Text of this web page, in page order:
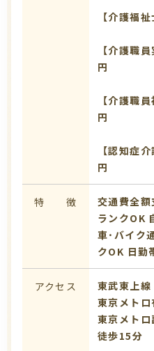
【介護福
【介護職
円
【介護職
円
【認知症
円
特 徴 交通費全額
ランクOK
車･バイク
クOK 日勤
アクセス
東武東上線
東京メトロ
東京メトロ
徒歩15分